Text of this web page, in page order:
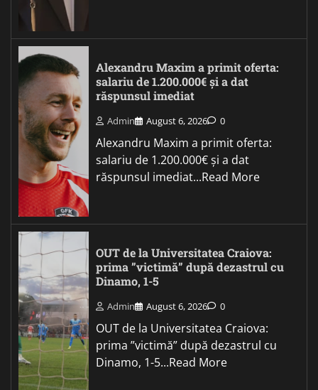
Alexandru Maxim a primit oferta:
salariu de 1.200.000€ și a dat
răspunsul imediat
Admin August 6, 2026 0
Alexandru Maxim a primit oferta:
salariu de 1.200.000€ și a dat
răspunsul imediat...Read More
OUT de la Universitatea Craiova:
prima ”victimă” după dezastrul cu
Dinamo, 1-5
Admin August 6, 2026 0
OUT de la Universitatea Craiova:
prima ”victimă” după dezastrul cu
Dinamo, 1-5...Read More